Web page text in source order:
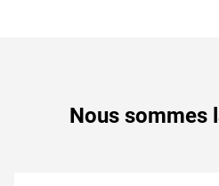
Nous sommes